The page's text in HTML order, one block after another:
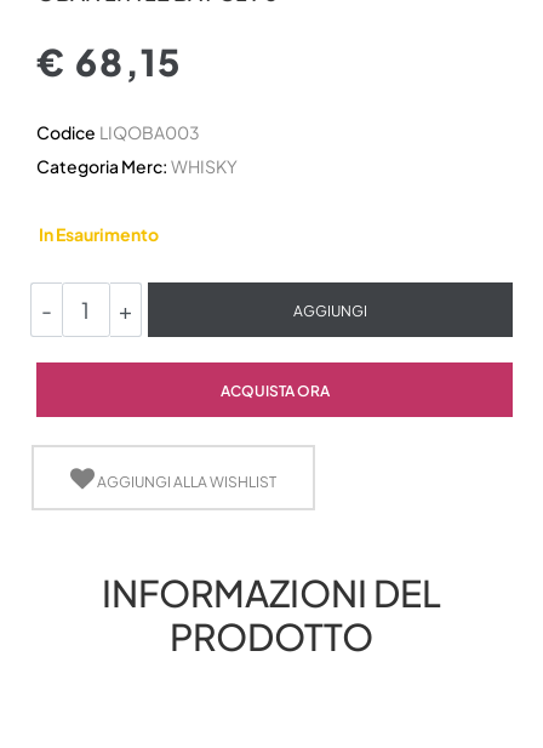
€ 68,15
Codice LIQOBA003
Categoria Merc: WHISKY
In Esaurimento
AGGIUNGI
ACQUISTA ORA
AGGIUNGI ALLA WISHLIST
INFORMAZIONI DEL
PRODOTTO